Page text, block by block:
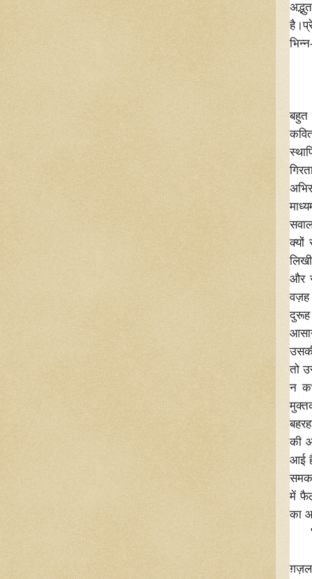
बहुत
क्यों
और
वज़ह
दुरूह
तो
न
की
आई
में
का
"